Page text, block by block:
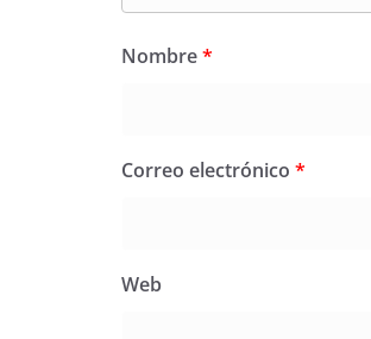
Nombre*
Correo electrónico *
Web